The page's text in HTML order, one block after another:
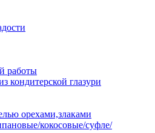
работы
кондитерской глазури
орехами,злаками
кокосовые/суфле/